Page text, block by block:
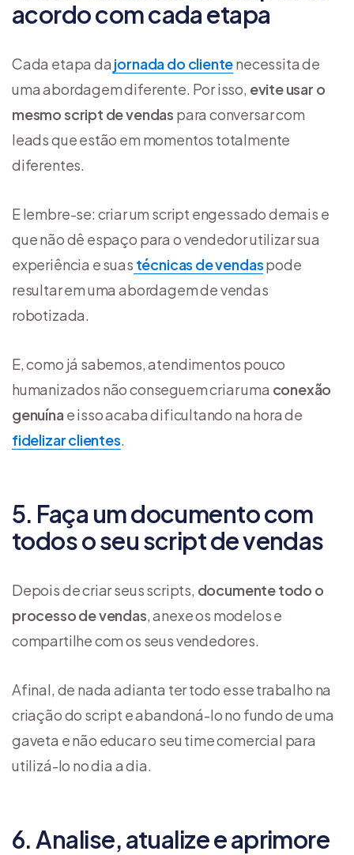
acordo com cada etapa
Cada etapa da jornada do clientenecessita de
uma abordagem diferente. Por isso, evite usar o
mesmo script de vendas para conversar com
leads que estão em momentos totalmente
diferentes.
E lembre-se: criar um script engessado demais e
que não dê espaço para o vendedor utilizar sua
experiência e suas técnicas de vendaspode
resultar em uma abordagem de vendas
robotizada.
E, como já sabemos, atendimentos pouco
humanizados não conseguem criar uma conexão
genuína e isso acaba dificultando na hora de
fidelizar clientes.
5. Faça um documento com
todos o seu script de vendas
Depois de criar seus scripts, documente todo o
processo de vendas, anexe os modelos e
compartilhe com os seus vendedores.
Afinal, de nada adianta ter todo esse trabalho na
criação do script e abandoná-lo no fundo de uma
gaveta e não educar o seu time comercial para
utilizá-lo no dia a dia.
6. Analise, atualize e aprimore